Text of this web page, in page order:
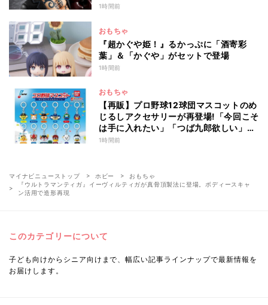
1時間前
おもちゃ
『超かぐや姫！』るかっぷに「酒寄彩
葉」＆「かぐや」がセットで登場
1時間前
おもちゃ
【再販】プロ野球12球団マスコットのめ
じるしアクセサリーが再登場!「今回こそ
は手に入れたい」「つば九郎欲しい」と
話題
1時間前
マイナビニューストップ ホビー
おもちゃ
『ウルトラマンティガ』イーヴィルティガが真骨頂製法に登場。ボディースキャ
ン活用で造形再現
このカテゴリーについて
子ども向けからシニア向けまで、幅広い記事ラインナップで最新情報を
お届けします。